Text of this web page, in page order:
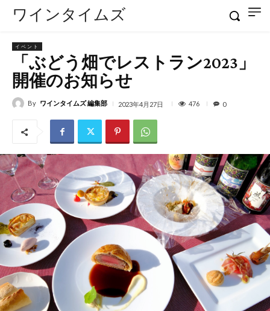
ワインタイムズ
イベント
「ぶどう畑でレストラン2023」
開催のお知らせ
By ワインタイムズ 編集部 2023年4月27日 476 0